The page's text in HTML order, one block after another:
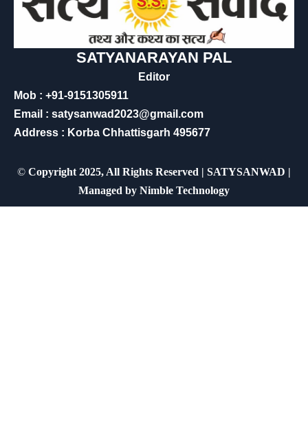
SATYANARAYAN PAL
Editor
Mob : +91-9151305911
Email : satysanwad2023@gmail.com
Address : Korba Chhattisgarh 495677
© Copyright 2025, All Rights Reserved | SATYSANWAD |
Managed by Nimble Technology